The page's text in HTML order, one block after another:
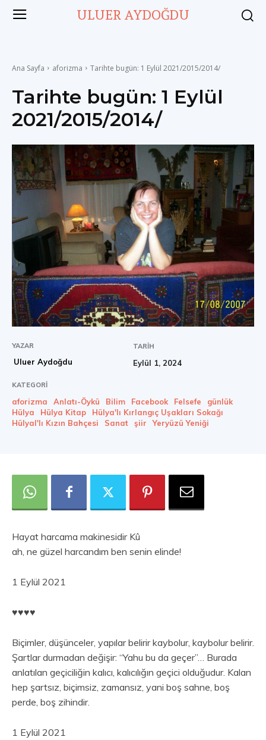
ULUER AYDOĞDU
Ana Sayfa aforizma Tarihte bugün: 1 Eylül 2021/2015/2014/
Tarihte bugün: 1 Eylül
2021/2015/2014/
YAZAR
Uluer Aydoğdu
TARIH
Eylül 1, 2024
KATEGORI
aforizma Anlatı-Öykü Bilim Facebook Felsefe
günlük
Hülya
Hülya Kitap
Hülya'lı Kırlangıç Uşakları Sokağı
Hülyal'lı Kızın Bahçesi
Sanat şiir Yeryüzü Yeniği
Hayat harcama makinesidir Kû
ah, ne güzel harcandım ben senin elinde!
1 Eylül 2021
♥︎♥︎♥︎♥︎
Biçimler, düşünceler, yapılar belirir kaybolur, kaybolur belirir.
Şartlar durmadan değişir: “Yahu bu da geçer”… Burada
anlatılan geçiciliğin kalıcı, kalıcılığın geçici olduğudur. Kalan
hep şartsız, biçimsiz, zamansız, yani boş sahne, boş
perde, boş zihindir.
1 Eylül 2021